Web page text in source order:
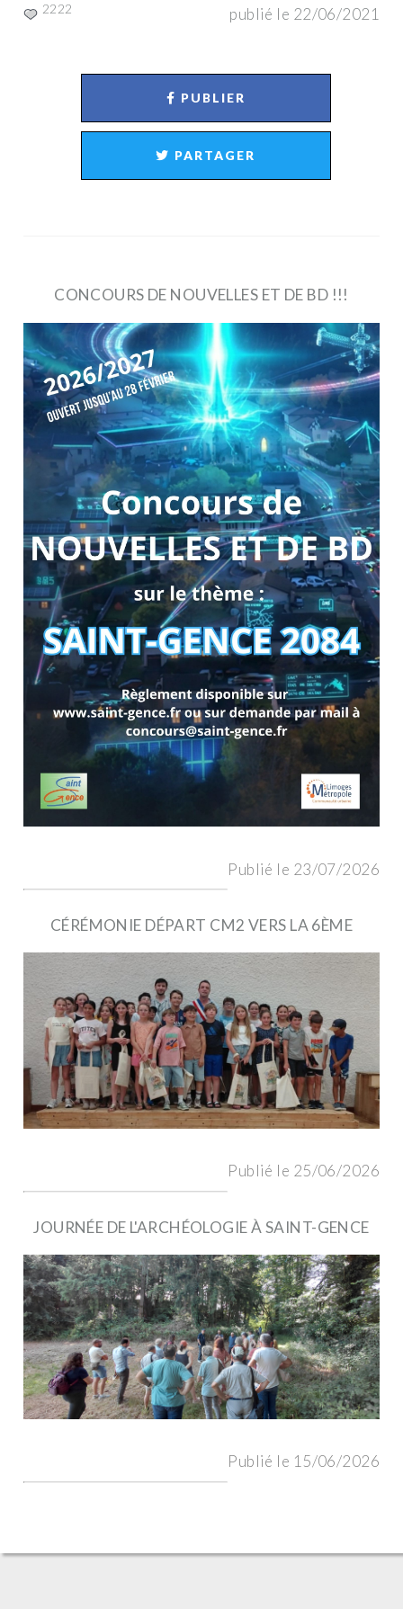
CONCOURS DE NOUVELLES ET DE BD !!!
Publié le 23/07/2026
CÉRÉMONIE DÉPART CM2 VERS LA 6ÈME
Publié le 25/06/2026
JOURNÉE DE L'ARCHÉOLOGIE À SAINT-GENCE
Publié le 15/06/2026
publié le 22/06/2021
2222
PUBLIER
PARTAGER